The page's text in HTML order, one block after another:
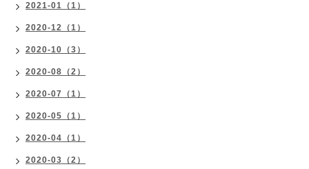
2021-01（1）
2020-12（1）
2020-10（3）
2020-08（2）
2020-07（1）
2020-05（1）
2020-04（1）
2020-03（2）